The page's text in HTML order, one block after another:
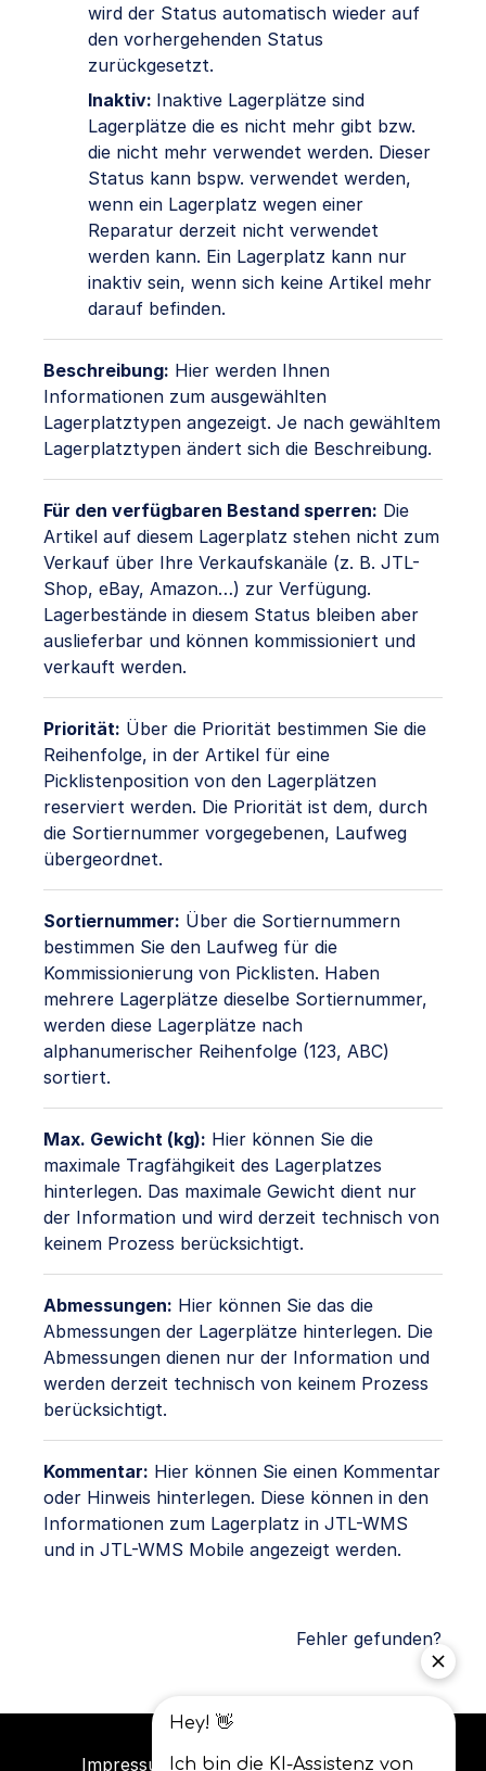
wird der Status automatisch wieder auf
den vorhergehenden Status
zurückgesetzt.
Inaktiv: Inaktive Lagerplätze sind
Lagerplätze die es nicht mehr gibt bzw.
die nicht mehr verwendet werden. Dieser
Status kann bspw. verwendet werden,
wenn ein Lagerplatz wegen einer
Reparatur derzeit nicht verwendet
werden kann. Ein Lagerplatz kann nur
inaktiv sein, wenn sich keine Artikel mehr
darauf befinden.
Beschreibung: Hier werden Ihnen
Informationen zum ausgewählten
Lagerplatztypen angezeigt. Je nach gewähltem
Lagerplatztypen ändert sich die Beschreibung.
Für den verfügbaren Bestand sperren: Die
Artikel auf diesem Lagerplatz stehen nicht zum
Verkauf über Ihre Verkaufskanäle (z. B. JTL-
Shop, eBay, Amazon…) zur Verfügung.
Lagerbestände in diesem Status bleiben aber
auslieferbar und können kommissioniert und
verkauft werden.
Priorität: Über die Priorität bestimmen Sie die
Reihenfolge, in der Artikel für eine
Picklistenposition von den Lagerplätzen
reserviert werden. Die Priorität ist dem, durch
die Sortiernummer vorgegebenen, Laufweg
übergeordnet.
Sortiernummer: Über die Sortiernummern
bestimmen Sie den Laufweg für die
Kommissionierung von Picklisten. Haben
mehrere Lagerplätze dieselbe Sortiernummer,
werden diese Lagerplätze nach
alphanumerischer Reihenfolge (123, ABC)
sortiert.
Max. Gewicht (kg): Hier können Sie die
maximale Tragfähgikeit des Lagerplatzes
hinterlegen. Das maximale Gewicht dient nur
der Information und wird derzeit technisch von
keinem Prozess berücksichtigt.
Abmessungen: Hier können Sie das die
Abmessungen der Lagerplätze hinterlegen. Die
Abmessungen dienen nur der Information und
werden derzeit technisch von keinem Prozess
berücksichtigt.
Kommentar: Hier können Sie einen Kommentar
oder Hinweis hinterlegen. Diese können in den
Informationen zum Lagerplatz in JTL-WMS
und in JTL-WMS Mobile angezeigt werden.
Fehler gefunden?
Impressum Datenschutz AGB